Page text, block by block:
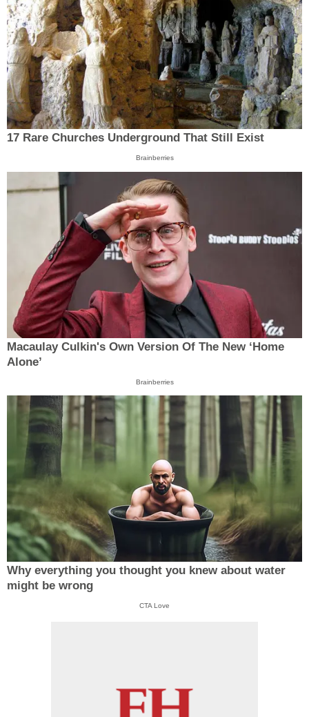
17 Rare Churches Underground That Still Exist
Brainberries
Macaulay Culkin's Own Version Of The New ‘Home
Alone’
Brainberries
Why everything you thought you knew about water
might be wrong
CTA Love